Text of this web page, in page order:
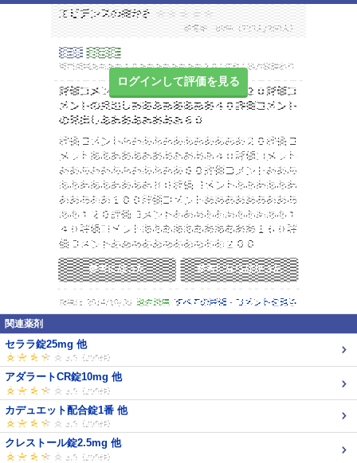
ログインして評価を見る
関連薬剤
セララ錠25mg 他
アダラートCR錠10mg 他
カデュエット配合錠1番 他
クレストール錠2.5mg 他